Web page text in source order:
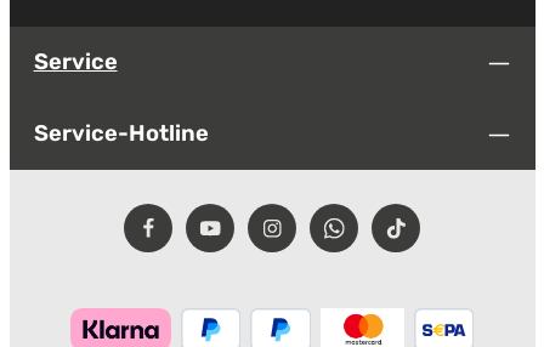
Service
Service-Hotline